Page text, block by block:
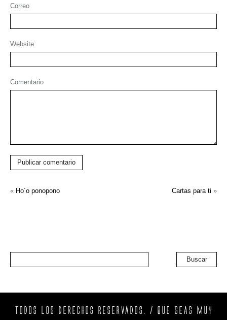
Correo
Website
Comentario
Publicar comentario
« Ho´o ponopono Cartas para ti »
Buscar
TODOS LOS DERECHOS RESERVADOS. / QUE SEAS MUY